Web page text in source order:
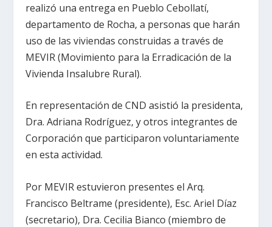
realizó una entrega en Pueblo Cebollatí,
departamento de Rocha, a personas que harán
uso de las viviendas construidas a través de
MEVIR (Movimiento para la Erradicación de la
Vivienda Insalubre Rural).
En representación de CND asistió la presidenta,
Dra. Adriana Rodríguez, y otros integrantes de
Corporación que participaron voluntariamente
en esta actividad.
Por MEVIR estuvieron presentes el Arq.
Francisco Beltrame (presidente), Esc. Ariel Díaz
(secretario), Dra. Cecilia Bianco (miembro de